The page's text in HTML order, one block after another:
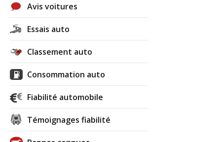
Avis voitures
Essais auto
Classement auto
Consommation auto
Fiabilité automobile
Témoignages fiabilité